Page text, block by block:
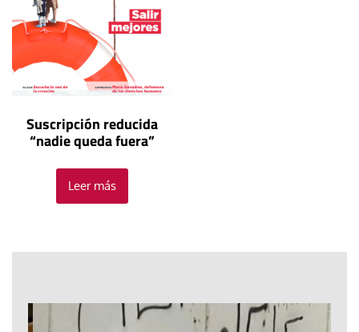
Suscripción reducida
“nadie queda fuera”
Leer más